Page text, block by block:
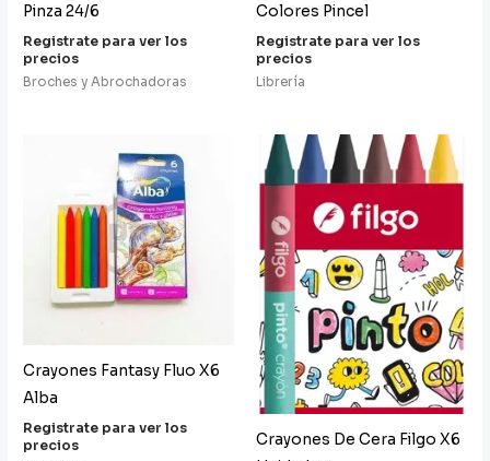
Pinza 24/6
Registrate para ver los
precios
Broches y Abrochadoras
Colores Pincel
Registrate para ver los
precios
Librería
Crayones Fantasy Fluo X6
Alba
Registrate para ver los
precios
Crayones De Cera Filgo X6